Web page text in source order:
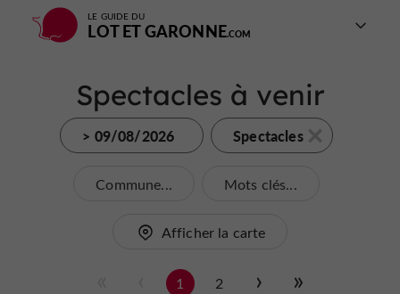
LE GUIDE DU
LOT ET GARONNE
Spectacles à venir
> 09/08/2026 Spectacles
Commune... Mots clés...
Afficher la carte
1 2